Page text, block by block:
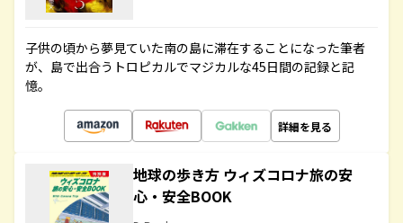
子供の頃から夢見ていた南の島に滞在することになった筆者
が、島で出合うトロピカルでマジカルな45日間の記録と記
憶。
詳細を見る
地球の歩き方 ウィズコロナ旅の安
心・安全BOOK